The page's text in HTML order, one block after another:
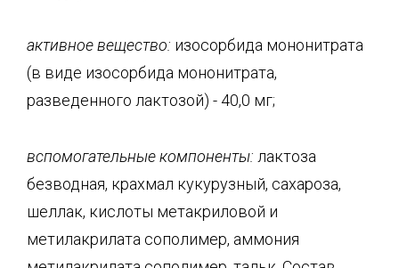
активное вещество: изосорбида мононитрата
(в виде изосорбида мононитрата,
разведенного лактозой) - 40,0 мг;
вспомогательныекомпоненты: лактоза
безводная, крахмал кукурузный, сахароза,
шеллак, кислоты метакриловой и
метилакрилата сополимер, аммония